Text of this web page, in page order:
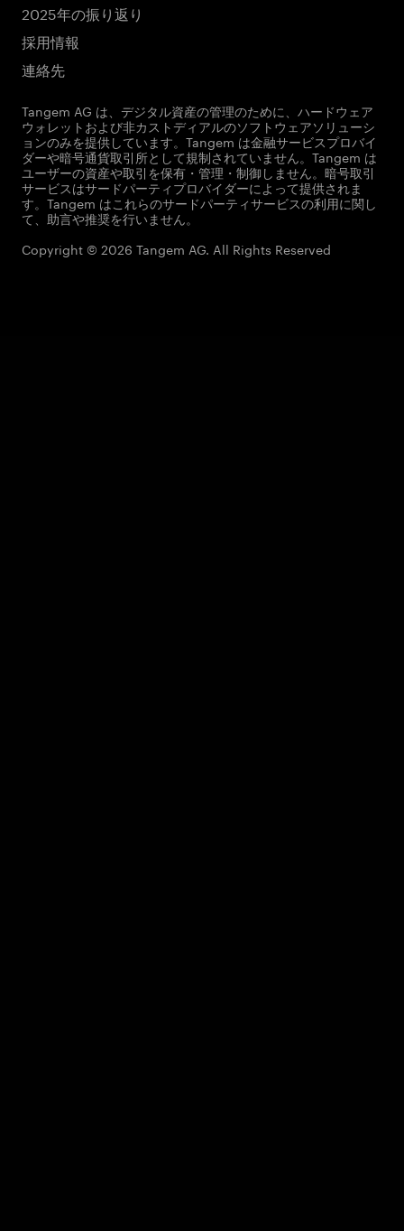
2025年の振り返り
採用情報
連絡先
Tangem AG は、デジタル資産の管理のために、ハードウェア
ウォレットおよび非カストディアルのソフトウェアソリューシ
ョンのみを提供しています。Tangem は金融サービスプロバイ
ダーや暗号通貨取引所として規制されていません。Tangem は
ユーザーの資産や取引を保有・管理・制御しません。暗号取引
サービスはサードパーティプロバイダーによって提供されま
す。Tangem はこれらのサードパーティサービスの利用に関し
て、助言や推奨を行いません。